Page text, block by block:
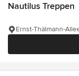
Nautilus Treppen
Ernst-Thälmann-